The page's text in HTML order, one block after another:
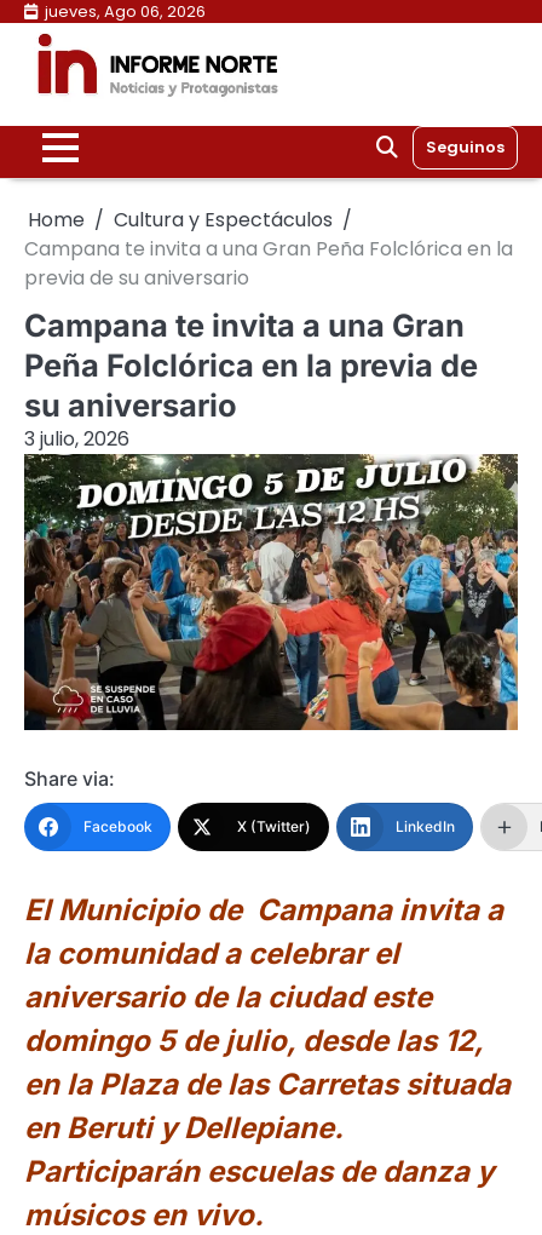
Skip
content
jueves, Ago 06, 2026
Seguinos
Home
Cultura y Espectáculos
Campana te invita a una Gran Peña Folclórica en la
previa de su aniversario
Campana te invita a una Gran
Peña Folclórica en la previa de
su aniversario
3 julio, 2026
Share via:
Facebook X (Twitter) LinkedIn
El Municipio de Campana invita a
la comunidad a celebrar el
aniversario de la ciudad este
domingo 5 de julio, desde las 12,
en la Plaza de las Carretas situada
en Beruti y Dellepiane.
Participarán escuelas de danza y
músicos en vivo.